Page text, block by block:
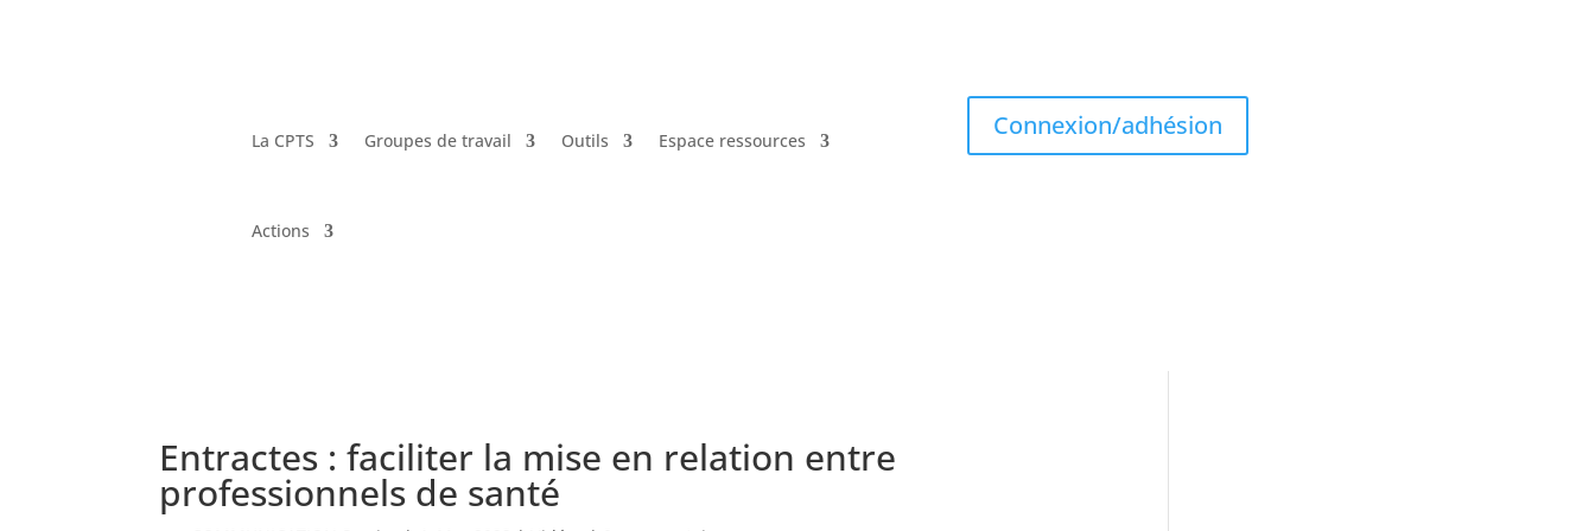
La CPTS Groupes de travail Outils Espace ressources
Actions
Connexion/adhésion
Entractes : faciliter la mise en relation entre
professionnels de santé